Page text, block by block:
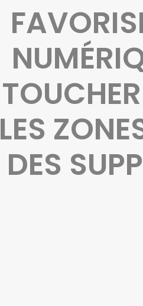
LES
DES